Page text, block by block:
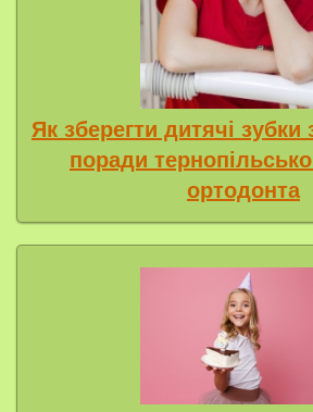
Як зберегти дитячі
поради
ортодонта